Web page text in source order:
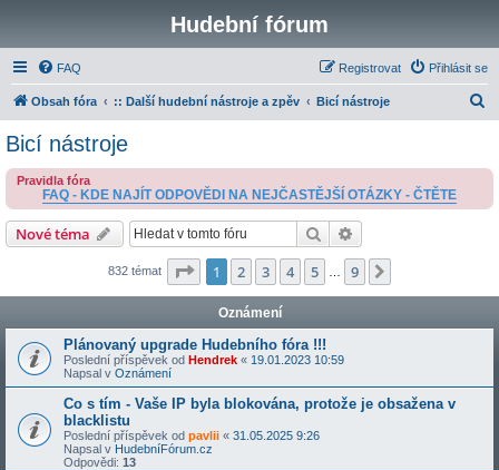
Hudební fórum
FAQ Přihlásit se
Registrovat
Obsah fóra :: Další hudební nástroje a zpěv Bicí nástroje
a
Bicí nástroje
Pravidla fóra
FAQ - KDE NAJÍT ODPOVĚDI NA NEJČASTĚJŠÍ OTÁZKY - ČTĚTE
Nové téma Hledat
832 témat Stránka z
1 2 3 4 5 9
Oznámení
Plánovaný upgrade Hudebního fóra !!!
Poslední příspěvek od Hendrek « 19.01.2023 10:59
Napsal v Oznámení
Co s tím - Vaše IP byla blokována, protože je obsažena v
blacklistu
Poslední příspěvek od pavlii « 31.05.2025 9:26
Napsal v HudebníFórum.cz
Odpovědi: 13